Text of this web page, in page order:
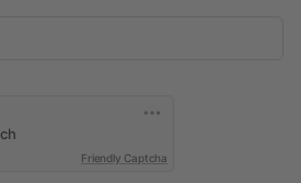
Friendly Captcha